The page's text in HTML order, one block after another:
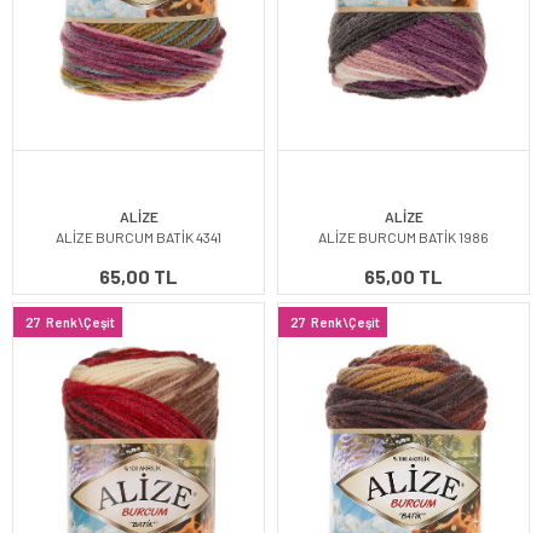
ALİZE
ALİZE BURCUM BATİK 4341
65,00 TL
ALİZE
ALİZE BURCUM BATİK 1986
65,00 TL
27 Renk\Çeşit 27 Renk\Çeşit